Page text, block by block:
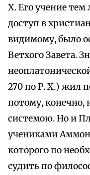
X. Его учение тем
доступ в
видимому, было
Ветхого Завета.
270 по Р. X.) жил
потому, конечно,
системою. Но и
учениками
которого по
судить по